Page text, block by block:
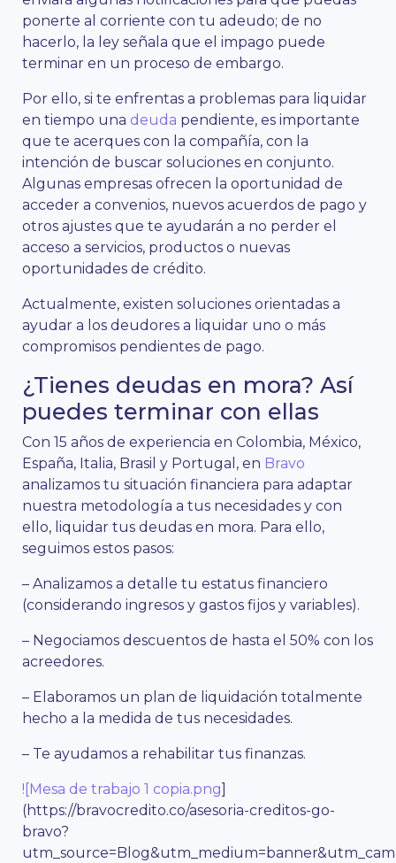
ponerte al corriente con tu adeudo; de no
hacerlo, la ley señala que el impago puede
terminar en un proceso de embargo.
Por ello, si te enfrentas a problemas para liquidar
en tiempo una deuda pendiente, es importante
que te acerques con la compañía, con la
intención de buscar soluciones en conjunto.
Algunas empresas ofrecen la oportunidad de
acceder a convenios, nuevos acuerdos de pago y
otros ajustes que te ayudarán a no perder el
acceso a servicios, productos o nuevas
oportunidades de crédito.
Actualmente, existen soluciones orientadas a
ayudar a los deudores a liquidar uno o más
compromisos pendientes de pago.
¿Tienes deudas en mora? Así
puedes terminar con ellas
Con 15 años de experiencia en Colombia, México,
España, Italia, Brasil y Portugal, en Bravo
analizamos tu situación financiera para adaptar
nuestra metodología a tus necesidades y con
ello, liquidar tus deudas en mora. Para ello,
seguimos estos pasos:
– Analizamos a detalle tu estatus financiero
(considerando ingresos y gastos fijos y variables).
– Negociamos descuentos de hasta el 50% con los
acreedores.
– Elaboramos un plan de liquidación totalmente
hecho a la medida de tus necesidades.
– Te ayudamos a rehabilitar tus finanzas.
![Mesa de trabajo 1 copia.png
(https://bravocredito.co/asesoria-creditos-go-
bravo?